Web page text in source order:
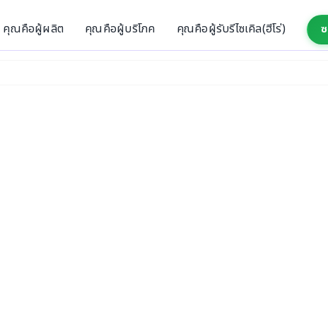
คุณคือผู้ผลิต คุณคือผู้บริโภค คุณคือผู้รับรีไซเคิล(ฮีโร่)